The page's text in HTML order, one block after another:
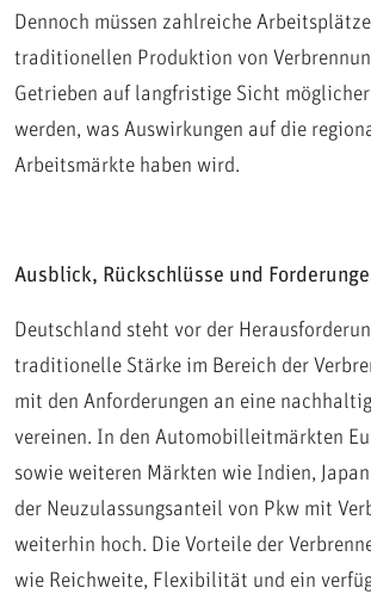
Dennoch müssen zahlreiche
traditionellen Produktion von
Getrieben auf langfristige Sicht
werden, was Auswirkungen auf die
Arbeitsmärkte haben wird.
Ausblick, Rückschlüsse und
Deutschland steht vor der
traditionelle Stärke im Bereich der
mit den Anforderungen an eine
vereinen. In den Automobilleitmärkten
sowie weiteren Märkten wie Indien,
der Neuzulassungsanteil von Pkw mit
weiterhin hoch. Die Vorteile der
wie Reichweite, Flexibilität und ein